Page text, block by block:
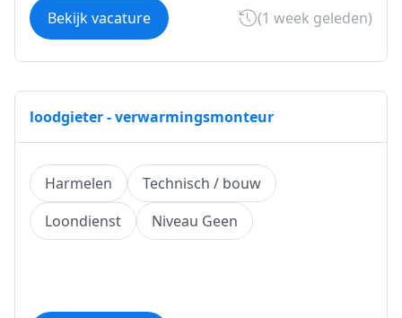
Bekijk vacature (1 week geleden)
loodgieter - verwarmingsmonteur
Harmelen
Technisch / bouw
Loondienst
Niveau Geen